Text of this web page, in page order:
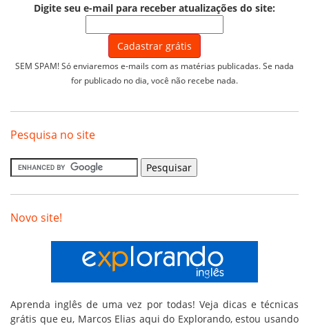
Digite seu e-mail para receber atualizações do site:
SEM SPAM! Só enviaremos e-mails com as matérias publicadas. Se nada
for publicado no dia, você não recebe nada.
Pesquisa no site
Novo site!
Aprenda inglês de uma vez por todas! Veja dicas e técnicas
grátis que eu, Marcos Elias aqui do Explorando, estou usando